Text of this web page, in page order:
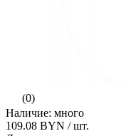
(0)
Наличие: много
109.08 BYN / шт.